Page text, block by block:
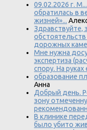
09.02.2026 г.
обратилась в
жизней»...
Здравствуйте,
дорожных
Мне нужна
экспертиза
спору. На руках
образование
Анна
Добрый день.
зону
В клинике
было убито